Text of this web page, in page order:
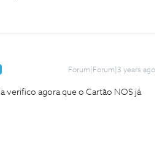
Forum|Forum|3 years ago
verifico agora que o Cartão NOS já